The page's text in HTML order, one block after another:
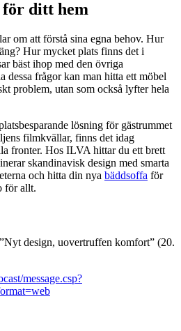
ditt hem
om att förstå sina egna behov. Hur
Hur mycket plats finns det i
bäst ihop med den övriga
dessa frågor kan man hitta ett möbel
problem, utan som också lyfter hela
lösning för gästrummet
filmkvällar, finns det idag
fronter. Hos ILVA hittar du ett brett
skandinavisk design med smarta
och hitta din nya bäddsoffa för
för allt.
design, uovertruffen komfort” (20.
message.csp?